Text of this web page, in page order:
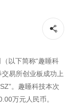
以下简称“趣睡科
易所创业板成功上
。趣睡科技本次
万元人民币。